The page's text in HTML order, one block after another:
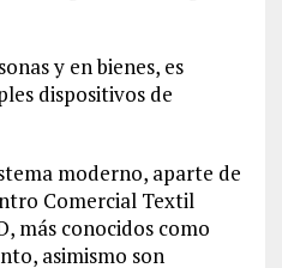
y en bienes, es
dispositivos de
moderno, aparte de
Comercial Textil
más conocidos como
asimismo son